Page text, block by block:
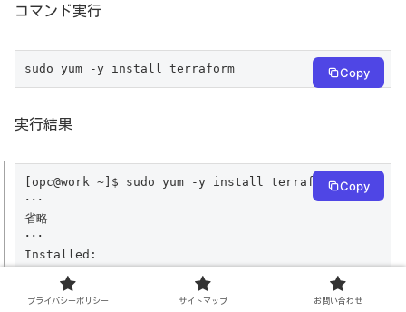
コマンド実行
sudo yum -y install terraform Copy
実行結果
[opc@work ~]$ sudo yum -y install terraform
･･･
省略
･･･
Installed:
Complete!
Copy
プライバシーポリシー サイトマップ お問い合わせ